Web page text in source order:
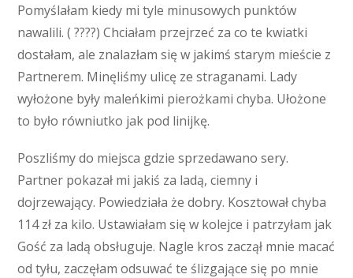
Pomyślałam kiedy mi tyle minusowych punktów
nawalili. ( ????) Chciałam przejrzeć za co te kwiatki
dostałam, ale znalazłam się w jakimś starym mieście z
Partnerem. Minęliśmy ulicę ze straganami. Lady
wyłożone były maleńkimi pierożkami chyba. Ułożone
to było równiutko jak pod linijkę.
Poszliśmy do miejsca gdzie sprzedawano sery.
Partner pokazał mi jakiś za ladą, ciemny i
dojrzewający. Powiedziała że dobry. Kosztował chyba
114 zł za kilo. Ustawiałam się w kolejce i patrzyłam jak
Gość za ladą obsługuje. Nagle kros zaczął mnie macać
od tyłu, zaczęłam odsuwać te ślizgające się po mnie